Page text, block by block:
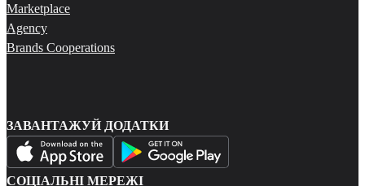
Marketplace
Agency
Brands Cooperations
ЗАВАНТАЖУЙ ДОДАТКИ
СОЦІАЛЬНІ МЕРЕЖІ